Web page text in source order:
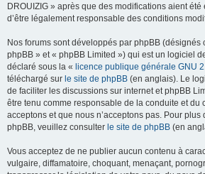
DROUIZIG » après que des modifications aient
d’être légalement responsable des conditions
Nos forums sont développés par phpBB (désignés
phpBB » et « phpBB Limited ») qui est un logiciel
déclaré sous la « licence publique générale GNU
téléchargé sur le site de phpBB (en anglais). Le
de faciliter les discussions sur internet et phpBB
être tenu comme responsable de la conduite et du
acceptons et que nous n’acceptons pas. Pour plus
phpBB, veuillez consulter le site de phpBB (en
Vous acceptez de ne publier aucun contenu à
vulgaire, diffamatoire, choquant, menaçant,